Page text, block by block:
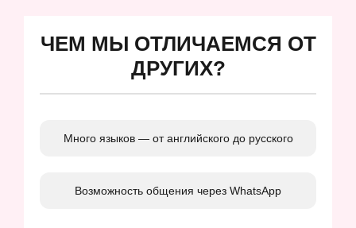
ЧЕМ МЫ ОТЛИЧАЕМСЯ ОТ
ДРУГИХ?
Много языков — от английского до русского
Возможность общения через WhatsApp